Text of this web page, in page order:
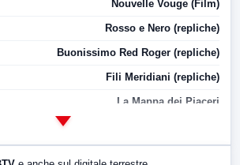
Nouvelle Vouge (Film)
Rosso e Nero (repliche)
Buonissimo Red Roger (repliche)
Fili Meridiani (repliche)
La Mappa dei Piaceri
LabNews (replica)